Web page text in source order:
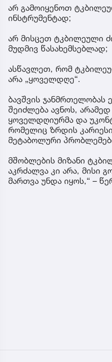
არ გამოიყენოთ
ინსტრუმენტად;
არ მისცეთ ტკბილეული
მუდმივ წასახემსებლად;
ასწავლეთ, რომ
არა „ყოველდღე“.
ბავშვის ჯანმრთელობას
შეიძლება ავნოს,
ყოველდღიურმა და
რომელიც ზრდის
მეტაბოლური
მშობლების მიზანი
აკრძალვა კი არა, მისი
მართვა უნდა იყოს,“ –